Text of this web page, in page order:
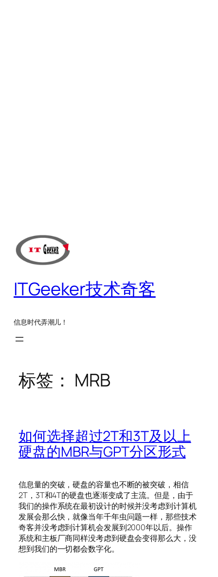
ITGeeker技术奇客
信息时代弄潮儿！
标签： MRB
如何选择超过2T和3T及以上
硬盘的MBR与GPT分区形式
信息量的突破，硬盘的容量也不断的被突破，相信
2T，3T和4T的硬盘也逐渐变成了主流。但是，由于
我们的操作系统在最初设计的时候并没考虑到计算机
发展会那么快，就像当年千年虫问题一样，那些技术
奇客并没考虑到计算机会发展到2000年以后。操作
系统和主板厂商同样没考虑到硬盘会变得那么大，没
想到我们的一切都会数字化。